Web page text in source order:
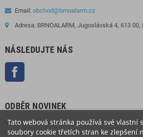
Email: obchod@brnoalarm.cz
Adresa: BRNOALARM, Jugoslávská 4, 613 00,
NÁSLEDUJTE NÁS
ODBĚR NOVINEK
Odběr novinek můžete kdykoliv zrušit. Pokud to
informace naleznete v právním oznámení.
Tato webová stránka používá své vlastní
soubory cookie třetích stran ke zlepšení